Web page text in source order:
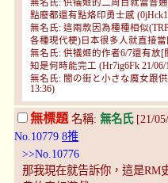
無名氏: 供犠姬的二周目就當普
點廢都還有點烙印勇士感
無名氏: 這兩款因為種種相似
各種現代梗)日本很多人就直接當
無名氏: 供犠姬的作者6/7還有放
知是何時能完工 (Hr7ig6Fk 21/06/
無名氏: 闇の街と小さな魔女跟
13:36)
無標題 名稱: 無名氏[21/
No.10779 8推
>>No.10776
那我現在就告訴你，這是RM